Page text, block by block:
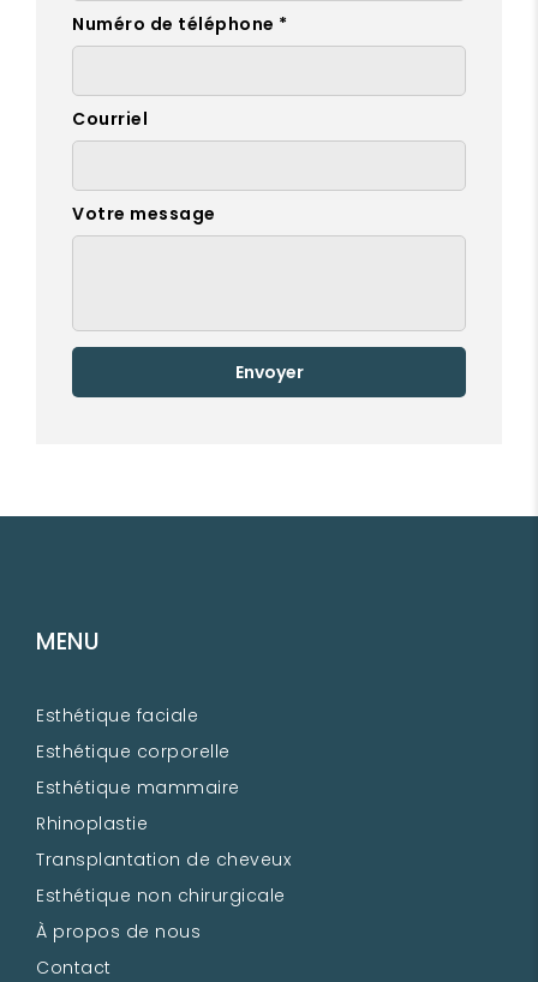
Numéro de téléphone *
Courriel
Votre message
Envoyer
MENU
Esthétique faciale
Esthétique corporelle
Esthétique mammaire
Rhinoplastie
Transplantation de cheveux
Esthétique non chirurgicale
À propos de nous
Contact